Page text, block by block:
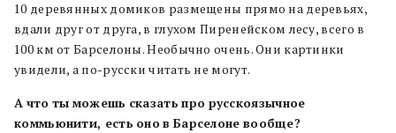
10 деревянных домиков размещены прямо на деревьях,
вдали друг от друга, в глухом Пиренейском лесу, всего в
100 км от Барселоны. Необычно очень. Они картинки
увидели, а по-русски читать не могут.
А что ты можешь сказать про русскоязычное
коммьюнити, есть оно в Барселоне вообще?